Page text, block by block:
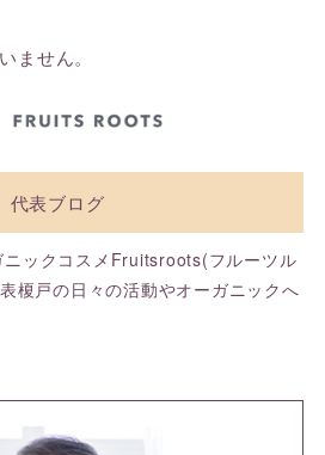
ません。
代表ブログ
ックコスメFruitsroots(フルーツル
榎戸の日々の活動やオーガニックへ